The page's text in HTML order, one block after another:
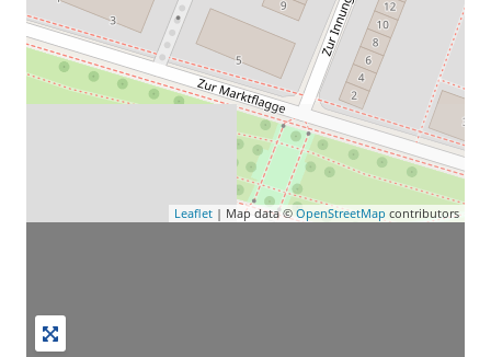
Leaflet | Map data © OpenStreetMap contributors